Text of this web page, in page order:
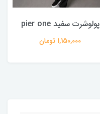
پولوشرت سفید pier one
1,150,000 تومان